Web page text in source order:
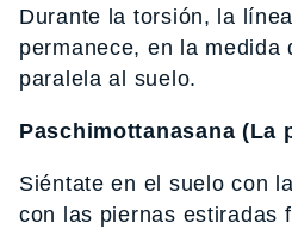
Durante la torsión, la
permanece, en la medida
paralela al suelo.
Paschimottanasana (La
Siéntate en el suelo con
con las piernas estiradas